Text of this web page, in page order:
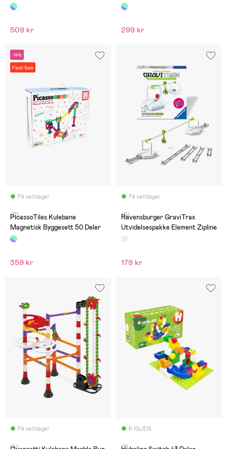
509 kr 299 kr
-14%
Flash Sale
På nettlager
(0)
PicassoTiles Kulebane
Magnetisk Byggesett 50 Deler
359 kr
På nettlager
(0)
Ravensburger GraviTrax
Utvidelsespakke Element Zipline
179 kr
På nettlager
(4)
6 IGJEN
(1)